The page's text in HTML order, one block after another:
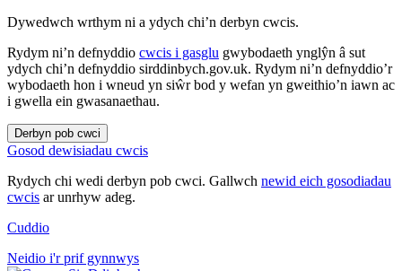
Dywedwch wrthym ni a ydych chi’n derbyn cwcis.
Rydym ni’n defnyddio cwcis i gasglu gwybodaeth ynglŷn â sut
ydych chi’n defnyddio sirddinbych.gov.uk. Rydym ni’n defnyddio’r
wybodaeth hon i wneud yn siŵr bod y wefan yn gweithio’n iawn ac
i gwella ein gwasanaethau.
Derbyn pob cwci
Gosod dewisiadau cwcis
Rydych chi wedi derbyn pob cwci. Gallwch newid eich gosodiadau
cwcis ar unrhyw adeg.
Cuddio
Neidio i'r prif gynnwys